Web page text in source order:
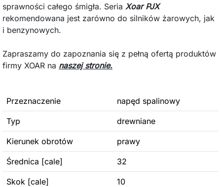
sprawności całego śmigła. Seria Xoar PJX
rekomendowana jest zarówno do silników żarowych, jak
i benzynowych.
Zapraszamy do zapoznania się z pełną ofertą produktów
firmy XOAR na naszej stronie.
Przeznaczenie napęd spalinowy
Typ drewniane
Kierunek obrotów prawy
Średnica [cale] 32
Skok [cale] 10